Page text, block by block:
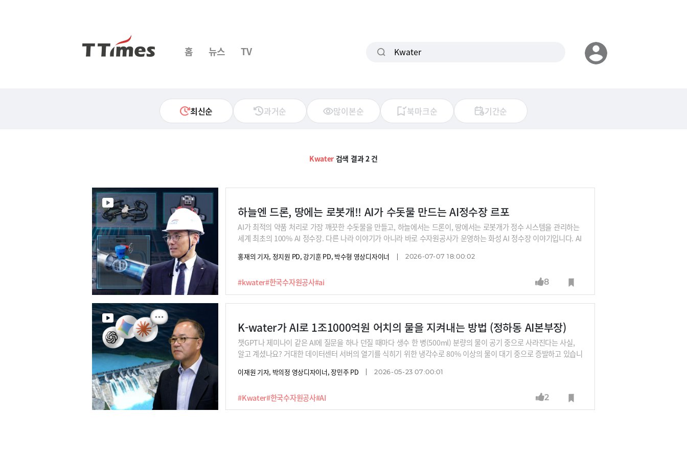
홈 뉴스 TV
최신순 과거순 많이본순 북마크순 기간순
Kwater 검색 결과 2 건
하늘엔 드론, 땅에는 로봇개!! AI가 수돗물 만드는 AI정수장 르포
#kwater#한국수자원공사#ai
AI가 최적의 약품 처리로 가장 깨끗한 수돗물을 만들고, 하늘에서는 드론이, 땅에서는 로봇개가 정수 시스템을 관리하는
세계 최초의 100% AI 정수장. 다른 나라 이야기가 아니라 바로 수자원공사가 운영하는 화성 AI 정수장 이야기입니다. AI
정수장 르포입니다. 함께 가보시죠.
홍재의 기자, 정지원 PD, 강기훈 PD, 박수형 영상디자이너 2026-07-07 18:00:02
8
K-water가 AI로 1조1000억원 어치의 물을 지켜내는 방법 (정하동 AI본부장)
#Kwater#한국수자원공사#AI
챗GPT나 제미나이 같은 AI에 질문을 하나 던질 때마다 생수 한 병(500ml) 분량의 물이 공기 중으로 사라진다는 사실,
알고 계셨나요? 거대한 데이터센터 서버의 열기를 식히기 위한 냉각수로 80% 이상의 물이 대기 중으로 증발하고 있습니
인구 250만의 대구시에서 쓰는 생활용수 양과 비슷하죠. 물이 끊어지면? 당연히 공장도 멈추게 됩니다. AI와 반도체 산
이터와 노하우에 AI를 결합해 물관리 패러다임을 혁신하고 있습니다. 땅속 25만 킬로미터 수도관에 'AI 청진기'를 대어
연간 1조1000억 원어치의 누수를 막아내고, 24시간 실시간으로 수질을 분석해 약품을 조절하는 'AI 정수장'을 구축해
이재원 기자, 박의정 영상디자이너, 장민주 PD 2026-05-23 07:00:01
2